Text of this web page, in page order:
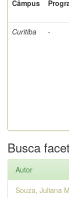
Câmpus
Curitiba -
Busca
Autor
Souza, Juliana